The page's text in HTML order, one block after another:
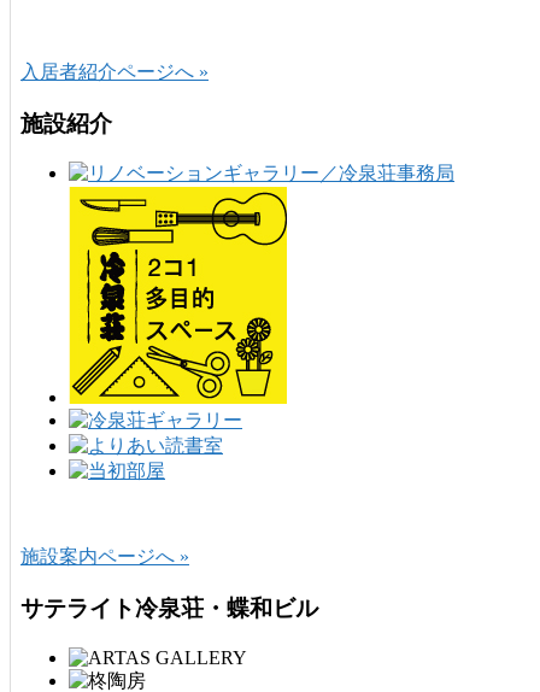
入居者紹介ページへ »
施設紹介
施設案内ページへ »
サテライト冷泉荘・蝶和ビル